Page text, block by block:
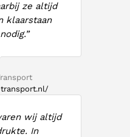
ze altijd
klaarstaan
wij altijd
In